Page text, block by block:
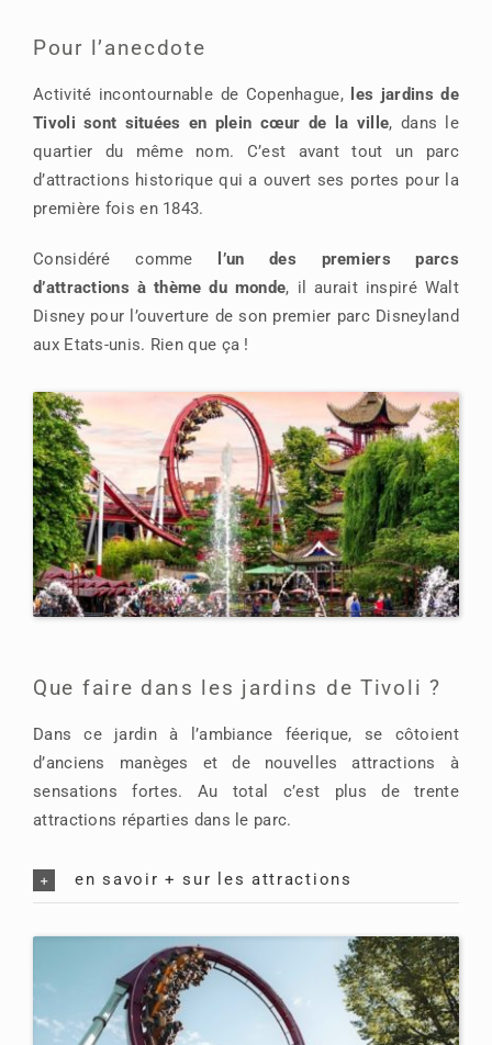
Pour l’anecdote
Activité incontournable de Copenhague,
les jardins de
Tivoli sont situées en plein cœur de la ville, dans le
quartier du même nom. C’est avant tout un parc
d’attractions historique qui a ouvert ses portes pour la
première fois en 1843.
Considéré comme
l’un des premiers parcs
d’attractions à thème du monde, il aurait inspiré Walt
Disney pour l’ouverture de son premier parc Disneyland
aux Etats-unis. Rien que ça !
Que faire dans les jardins de Tivoli ?
Dans ce jardin à l’ambiance féerique, se côtoient
d’anciens manèges et de nouvelles attractions à
sensations fortes. Au total c’est plus de trente
attractions réparties dans le parc.
en savoir + sur les attractions